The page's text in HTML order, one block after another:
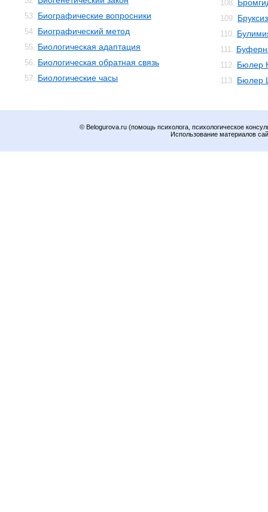
53. Биографические вопросники
54. Биографический метод
55. Биологическая адаптация
56. Биологическая обратная связь
57. Биологические часы
108.
109.
110.
111.
112. Бюлер
113. Бюлер
© Belogurova.ru (помощь психолога, психологическое
Использование материалов